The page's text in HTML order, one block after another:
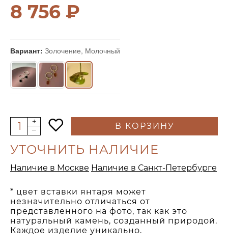
8 756 ₽
Вариант: Золочение, Молочный
В КОРЗИНУ
* цвет вставки янтаря может
незначительно отличаться от
представленного на фото, так как это
натуральный камень, созданный природой.
Каждое изделие уникально.
УТОЧНИТЬ НАЛИЧИЕ
Наличие в Москве Наличие в Санкт-Петербурге